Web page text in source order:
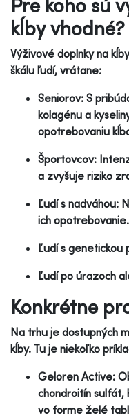
Pre koho sú
kĺby vhodné?
Výživové doplnky na
škálu ľudí, vrátane:
Seniorov: S
kolagénu a
opotrebovaniu
Športovcov:
a zvyšuje riziko
Ľudí s nadváhou:
ich opotrebovanie.
Ľudí s genetickou
Ľudí po úrazoch
Konkrétne
Na trhu je dostupných
kĺby. Tu je niekoľko
Geloren Active:
chondroitín sulfát,
vo forme želé